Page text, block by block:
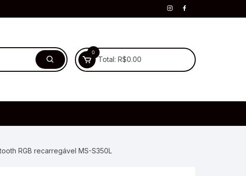
0
Total: R$0.00
RGB recarregável MS-S350L